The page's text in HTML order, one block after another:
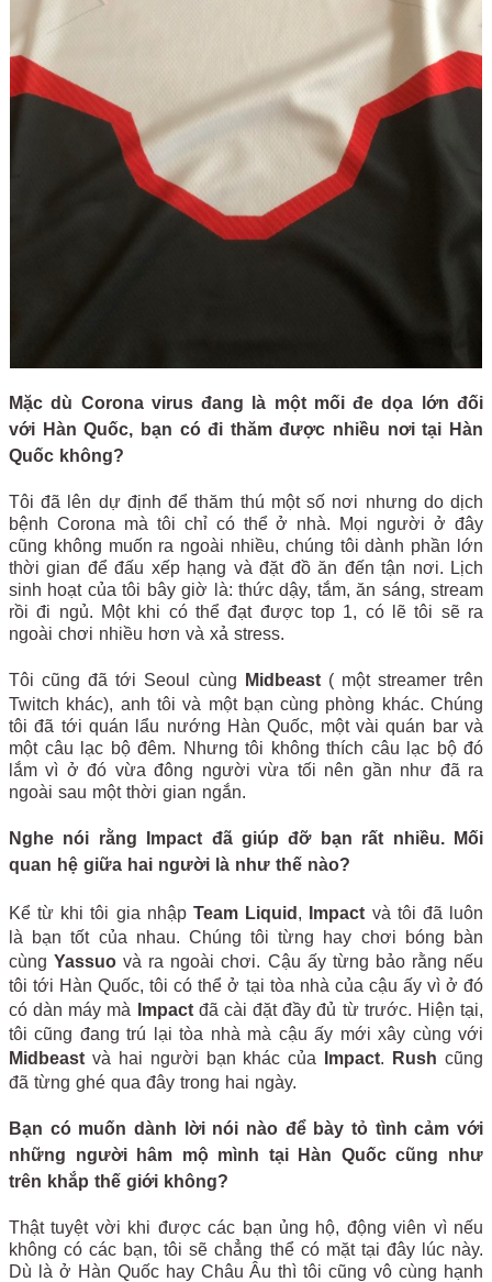
Mặc dù Corona virus đang là một mối đe dọa lớn đối
với Hàn Quốc, bạn có đi thăm được nhiều nơi tại Hàn
Quốc không?
Tôi đã lên dự định để thăm thú một số nơi nhưng do dịch
bệnh Corona mà tôi chỉ có thể ở nhà. Mọi người ở đây
cũng không muốn ra ngoài nhiều, chúng tôi dành phần lớn
thời gian để đấu xếp hạng và đặt đồ ăn đến tận nơi. Lịch
sinh hoạt của tôi bây giờ là: thức dậy, tắm, ăn sáng, stream
rồi đi ngủ. Một khi có thể đạt được top 1, có lẽ tôi sẽ ra
ngoài chơi nhiều hơn và xả stress.
Tôi cũng đã tới Seoul cùng Midbeast( một streamer trên
Twitch khác), anh tôi và một bạn cùng phòng khác. Chúng
tôi đã tới quán lẩu nướng Hàn Quốc, một vài quán bar và
một câu lạc bộ đêm. Nhưng tôi không thích câu lạc bộ đó
lắm vì ở đó vừa đông người vừa tối nên gần như đã ra
ngoài sau một thời gian ngắn.
Nghe nói rằng Impact đã giúp đỡ bạn rất nhiều. Mối
quan hệ giữa hai người là như thế nào?
Kể từ khi tôi gia nhập Team Liquid , Impact và tôi đã luôn
là bạn tốt của nhau. Chúng tôi từng hay chơi bóng bàn
cùngYassuo và ra ngoài chơi. Cậu ấy từng bảo rằng nếu
tôi tới Hàn Quốc, tôi có thể ở tại tòa nhà của cậu ấy vì ở đó
có dàn máy mà
Impactđã cài đặt đầy đủ từ trước. Hiện tại,
tôi cũng đang trú lại tòa nhà mà cậu ấy mới xây cùng với
Midbeast và hai người bạn khác của Impact. Rush cũng
đã từng ghé qua đây trong hai ngày.
Bạn có muốn dành lời nói nào để bày tỏ tình cảm với
những người hâm mộ mình tại Hàn Quốc cũng như
trên khắp thế giới không?
Thật tuyệt vời khi được các bạn ủng hộ, động viên vì nếu
không có các bạn, tôi sẽ chẳng thể có mặt tại đây lúc này.
Dù là ở Hàn Quốc hay Châu Âu thì tôi cũng vô cùng hạnh